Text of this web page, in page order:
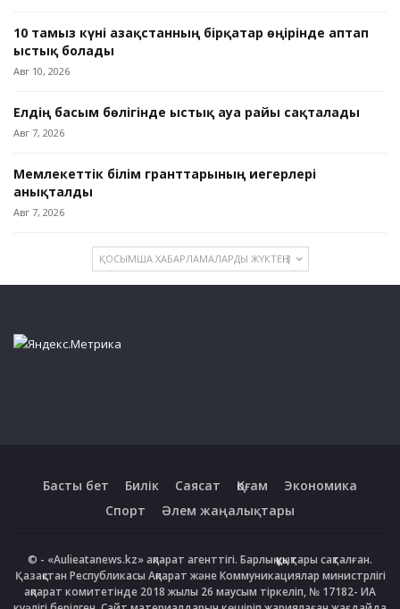
10 тамыз күні Қазақстанның бірқатар өңірінде аптап
ыстық болады
Авг 10, 2026
Елдің басым бөлігінде ыстық ауа райы сақталады
Авг 7, 2026
Мемлекеттік білім гранттарының иегерлері
анықталды
Авг 7, 2026
ҚОСЫМША ХАБАРЛАМАЛАРДЫ ЖҮКТЕҢІЗ
Басты бет Билік Саясат Қоғам
Экономика
Спорт
Әлем жаңалықтары
© - «Aulieatanews.kz» ақпарат агенттігі. Барлық құқықтары сақталған.
Қазақстан Республикасы Ақпарат және Коммуникациялар министрлігі
ақпарат комитетінде 2018 жылы 26 маусым тіркеліп, № 17182- ИА